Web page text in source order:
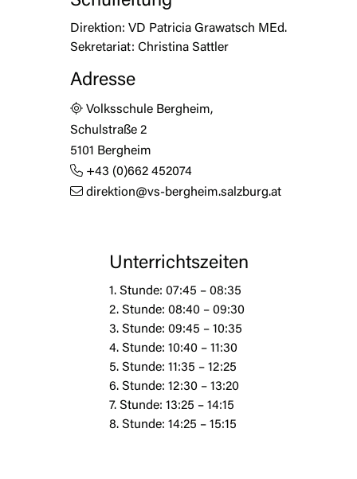
Direktion: VD Patricia Grawatsch MEd.
Sekretariat: Christina Sattler
Adresse
Volksschule Bergheim,
Schulstraße 2
5101 Bergheim
+43 (0)662 452074
direktion@vs-bergheim.salzburg.at
Unterrichtszeiten
1. Stunde: 07:45 – 08:35
2. Stunde: 08:40 – 09:30
3. Stunde: 09:45 – 10:35
4. Stunde: 10:40 – 11:30
5. Stunde: 11:35 – 12:25
6. Stunde: 12:30 – 13:20
7. Stunde: 13:25 – 14:15
8. Stunde: 14:25 – 15:15